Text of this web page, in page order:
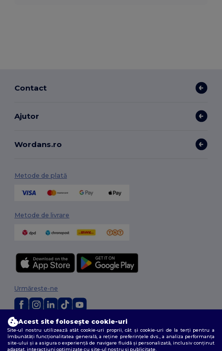
Contact
Ajutor
Wordans.ro
Metode de plată
Metode de livrare
2026. Toate drepturile rezervate
Termeni și condiții|Politica de confidențialitate|Politica privind cookie-
urile| Sitemap
Urmărește-ne
Acest site folosește cookie-uri
Site-ul nostru utilizează atât cookie-uri proprii, cât și cookie-uri de la terți pentru a
îmbunătăți funcționalitatea generală, a reține preferințele dvs., a analiza performanța
site-ului și a asigura o experiență de navigare fluidă și personalizată, inclusiv conținut
adaptat, interacțiuni optimizate cu site-ul nostru și publicitate.